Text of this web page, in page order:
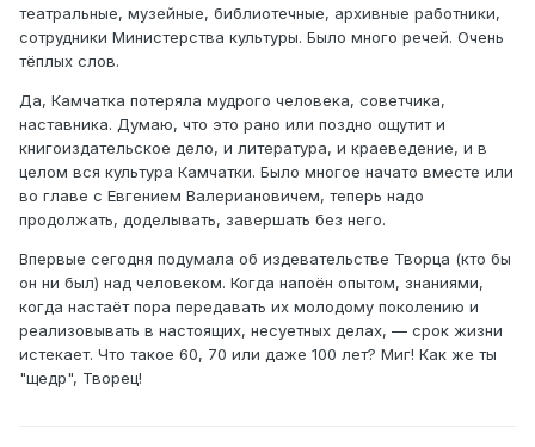
театральные, музейные, библиотечные, архивные работники,
сотрудники Министерства культуры. Было много речей. Очень
тёплых слов.
Да, Камчатка потеряла мудрого человека, советчика,
наставника. Думаю, что это рано или поздно ощутит и
книгоиздательское дело, и литература, и краеведение, и в
целом вся культура Камчатки. Было многое начато вместе или
во главе с Евгением Валериановичем, теперь надо
продолжать, доделывать, завершать без него.
Впервые сегодня подумала об издевательстве Творца (кто бы
он ни был) над человеком. Когда напоён опытом, знаниями,
когда настаёт пора передавать их молодому поколению и
реализовывать в настоящих, несуетных делах, — срок жизни
истекает. Что такое 60, 70 или даже 100 лет? Миг! Как же ты
"щедр", Творец!